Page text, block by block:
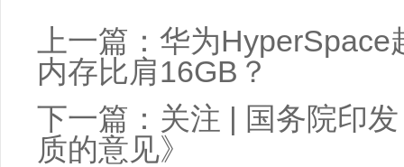
上一篇： 华为HyperSpace
内存比肩16GB？
下一篇： 关注 | 国务院印
质的意见》